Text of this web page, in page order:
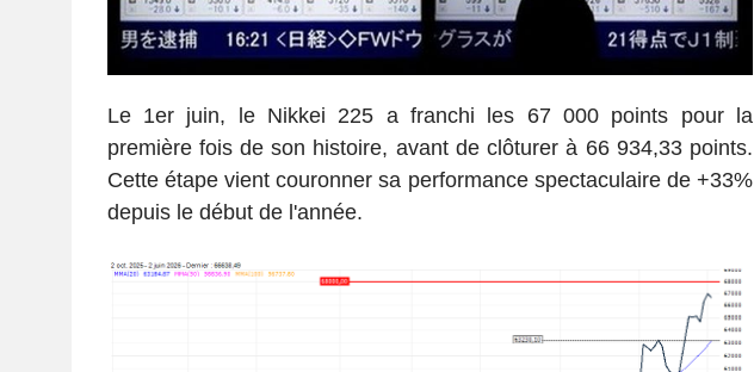
Le 1er juin, le Nikkei 225 a franchi les 67 000 points pour la
première fois de son histoire, avant de clôturer à 66 934,33 points.
Cette étape vient couronner sa performance spectaculaire de +33%
depuis le début de l'année.